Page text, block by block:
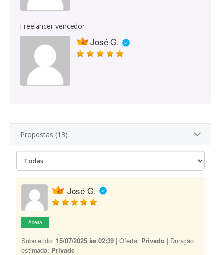
Freelancer vencedor
José G.
Propostas (13)
José G.
Aceita
Submetido: 15/07/2025 às 02:39 | Oferta: Privado | Duração
estimada: Privado